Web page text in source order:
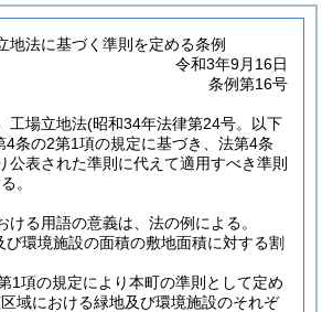
地法に基づく準則を定める条例
令和3年9月16日
条例第16号
工場立地法(昭和34年法律第24号。以下
4条の2第1項の規定に基づき、法第4条
公表された準則に代えて適用すべき準則
。
ける用語の意義は、法の例による。
環境施設の面積の敷地面積に対する割
1項の規定により本町の準則として定め
域における緑地及び環境施設のそれぞ